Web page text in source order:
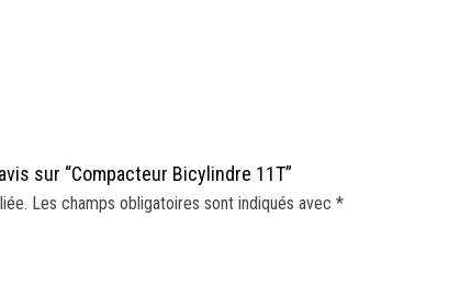
sur “Compacteur Bicylindre 11T”
Les champs obligatoires sont indiqués avec *